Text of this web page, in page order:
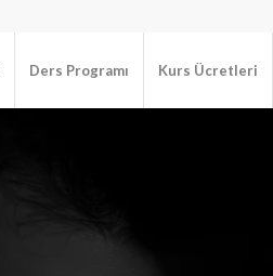
Ders Programı Kurs Ücretleri